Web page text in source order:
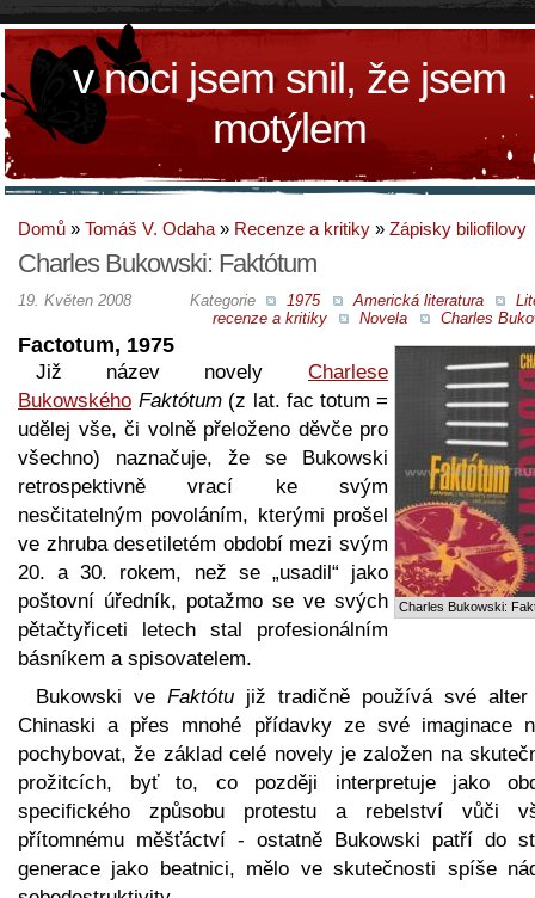
v noci jsem snil, že jsem
motýlem
Domů » Tomáš V. Odaha » Recenze a kritiky » Zápisky biliofilovy
Charles Bukowski: Faktótum
Kategorie 1975 Americká literatura
recenze a kritiky
Novela Charles
19. Květen 2008
Charles Bukowski:
Factotum, 1975
Již název novely Charlese
Bukowského Faktótum (z lat. fac totum =
udělej vše, či volně přeloženo děvče pro
všechno) naznačuje, že se Bukowski
retrospektivně vrací ke svým
nesčitatelným povoláním, kterými prošel
ve zhruba desetiletém období mezi svým
20. a 30. rokem, než se „usadil“ jako
poštovní úředník, potažmo se ve svých
pětačtyřiceti letech stal profesionálním
básníkem a spisovatelem.
Bukowski ve Faktótu již tradičně používá své alter
Chinaski a přes mnohé přídavky ze své imaginace
pochybovat, že základ celé novely je založen na
prožitcích, byť to, co později interpretuje jako
specifického způsobu protestu a rebelství vůči
přítomnému měšťáctví - ostatně Bukowski patří do
generace jako beatnici, mělo ve skutečnosti spíše